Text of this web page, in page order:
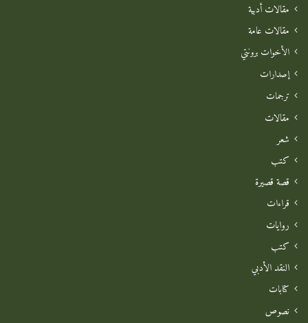
مقالات أدبية
مقالات عامة
الأخوات برونتي
إصدارات
ترجمات
مقالات
شعر
كتب
قصة قصيرة
قراءات
روايات
كتب
النقد الأدبي
كتابات
نصوص